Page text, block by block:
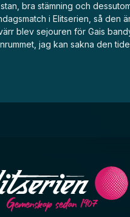
bra stämning och
i Elitserien, så den
blev sejouren för Gais
jag kan sakna den
Gemenskap sedan 1907